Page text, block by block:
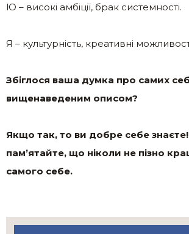
Ю – високі амбіції, брак системності.
Я – культурність, креативні
Збіглося ваша думка про самих
вищенаведеним описом?
Якщо так, то ви добре себе
пам’ятайте, що ніколи не пізно
самого себе.